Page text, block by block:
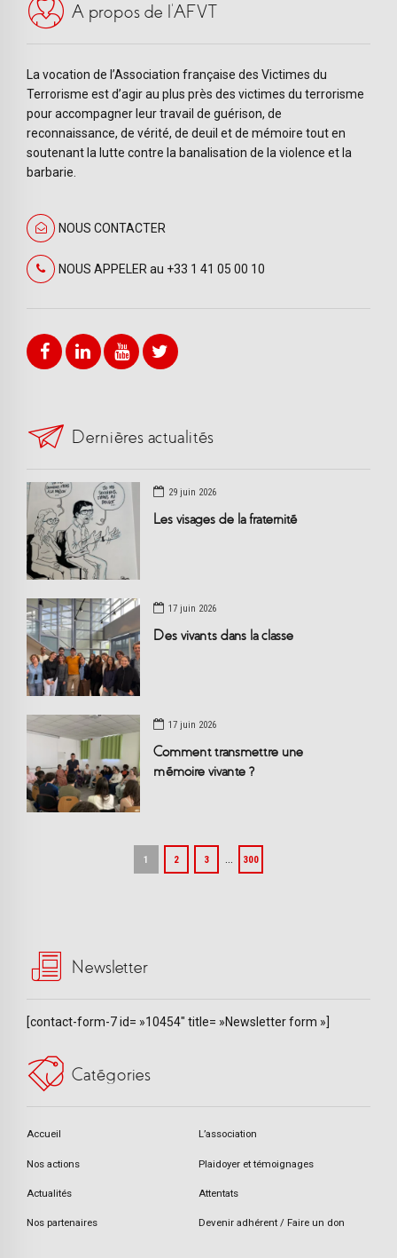
A propos de l’AFVT
La vocation de l’Association française des Victimes du
Terrorisme est d’agir au plus près des victimes du terrorisme
pour accompagner leur travail de guérison, de
reconnaissance, de vérité, de deuil et de mémoire tout en
soutenant la lutte contre la banalisation de la violence et la
barbarie.
NOUS CONTACTER
NOUS APPELER au +33 1 41 05 00 10
Dernières actualités
29 juin 2026
Les visages de la fraternité
17 juin 2026
Des vivants dans la classe
17 juin 2026
Comment transmettre une
mémoire vivante ?
1 2 3 … 300
Newsletter
[contact-form-7 id= »10454″ title= »Newsletter form »]
Catégories
Accueil L’association
Nos actions Plaidoyer et témoignages
Actualités Attentats
Nos partenaires Devenir adhérent / Faire un don